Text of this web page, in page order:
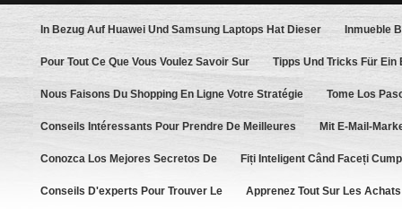
In Bezug Auf Huawei Und Samsung Laptops Hat Dieser Inmueble
Pour Tout Ce Que Vous Voulez Savoir Sur Tipps Und Tricks Für Ein
Nous Faisons Du Shopping En Ligne Votre Stratégie Tome Los
Conseils Intéressants Pour Prendre De Meilleures Mit E-Mail-
Conozca Los Mejores Secretos De Fiți Inteligent Când Faceți
Conseils D'experts Pour Trouver Le Apprenez Tout Sur Les